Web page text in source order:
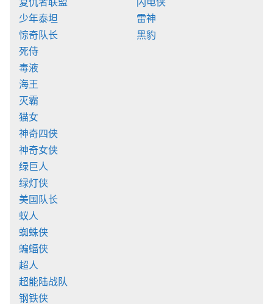
少年泰坦
惊奇队长
死侍
毒液
海王
灭霸
猫女
神奇四侠
神奇女侠
绿巨人
绿灯侠
美国队长
蚁人
蜘蛛侠
蝙蝠侠
超人
超能陆战队
钢铁侠
雷神
黑豹